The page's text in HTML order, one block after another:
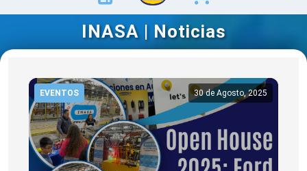
INASA | Noticias
EVENTOS 30 de Agosto, 2025